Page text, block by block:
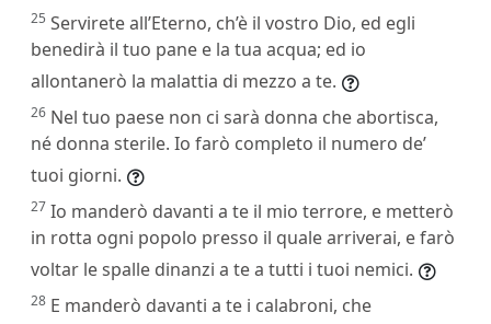
25 Servirete all’Eterno, ch’è il vostro Dio, ed egli
benedirà il tuo pane e la tua acqua; ed io
allontanerò la malattia di mezzo a te.
26 Nel tuo paese non ci sarà donna che abortisca,
né donna sterile. Io farò completo il numero de’
tuoi giorni.
27 Io manderò davanti a te il mio terrore, e metterò
in rotta ogni popolo presso il quale arriverai, e farò
voltar le spalle dinanzi a te a tutti i tuoi nemici.
28 E manderò davanti a te i calabroni, che